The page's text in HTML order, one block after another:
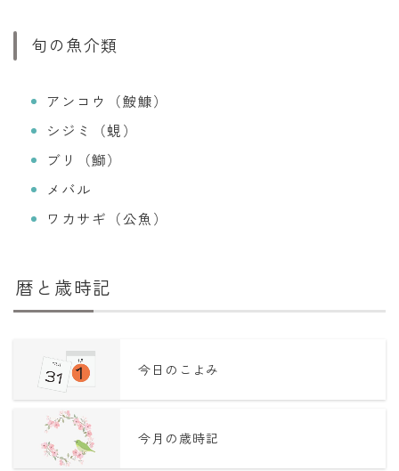
旬の魚介類
アンコウ（鮟鱇）
シジミ（蜆）
ブリ（鰤）
メバル
ワカサギ（公魚）
暦と歳時記
今日のこよみ
今月の歳時記